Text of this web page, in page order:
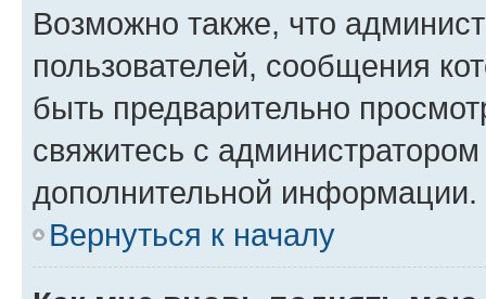
Возможно также, что
пользователей, сообщения
быть предварительно
свяжитесь с
дополнительной информации.
Вернуться к началу